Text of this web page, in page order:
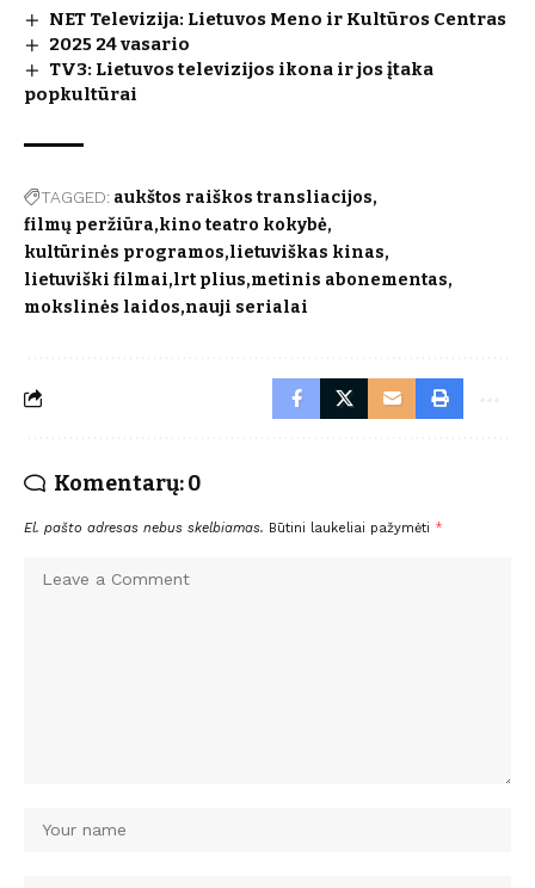
NET Televizija: Lietuvos Meno ir Kultūros Centras
2025 24 vasario
TV3: Lietuvos televizijos ikona ir jos įtaka
popkultūrai
TAGGED: aukštos raiškos transliacijos
filmų peržiūra kino teatro kokybė
kultūrinės programos lietuviškas kinas
lietuviški filmai lrt plius metinis abonementas
mokslinės laidos nauji serialai
Komentarų: 0
El. pašto adresas nebus skelbiamas. Būtini laukeliai pažymėti *